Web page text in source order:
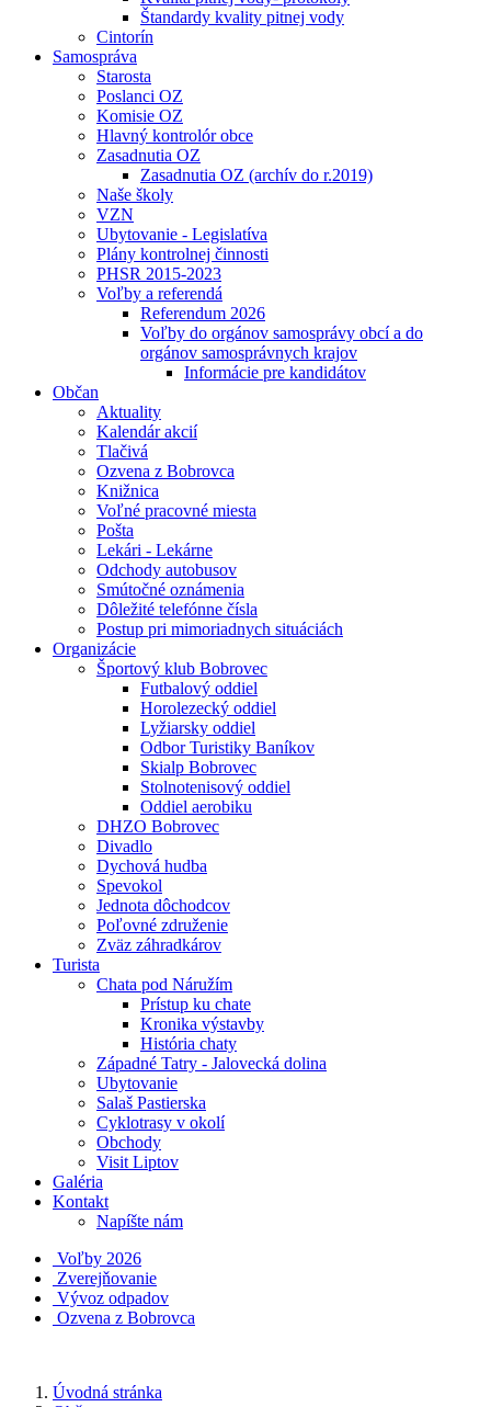
Štandardy kvality pitnej vody
Cintorín
Samospráva
Starosta
Poslanci OZ
Komisie OZ
Hlavný kontrolór obce
Zasadnutia OZ
Zasadnutia OZ (archív do r.2019)
Naše školy
VZN
Ubytovanie - Legislatíva
Plány kontrolnej činnosti
PHSR 2015-2023
Voľby a referendá
Referendum 2026
Voľby do orgánov samosprávy obcí a do
orgánov samosprávnych krajov
Informácie pre kandidátov
Občan
Aktuality
Kalendár akcií
Tlačivá
Ozvena z Bobrovca
Knižnica
Voľné pracovné miesta
Pošta
Lekári - Lekárne
Odchody autobusov
Smútočné oznámenia
Dôležité telefónne čísla
Postup pri mimoriadnych situáciách
Organizácie
Športový klub Bobrovec
Futbalový oddiel
Horolezecký oddiel
Lyžiarsky oddiel
Odbor Turistiky Baníkov
Skialp Bobrovec
Stolnotenisový oddiel
Oddiel aerobiku
DHZO Bobrovec
Divadlo
Dychová hudba
Spevokol
Jednota dôchodcov
Poľovné združenie
Zväz záhradkárov
Turista
Chata pod Náružím
Prístup ku chate
Kronika výstavby
História chaty
Západné Tatry - Jalovecká dolina
Ubytovanie
Salaš Pastierska
Cyklotrasy v okolí
Obchody
Visit Liptov
Galéria
Kontakt
Napíšte nám
Voľby 2026
Zverejňovanie
Vývoz odpadov
Ozvena z Bobrovca
Úvodná stránka